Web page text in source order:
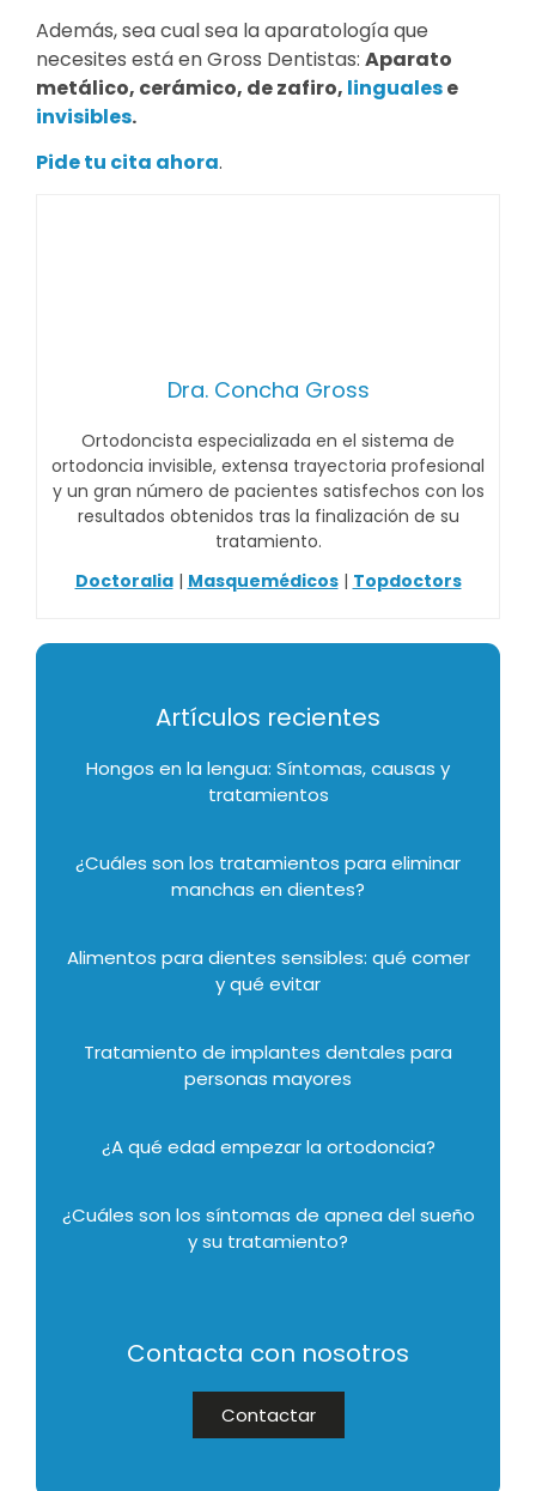
Además, sea cual sea la aparatología que
necesites está en Gross Dentistas: Aparato
metálico, cerámico, de zafiro, lingualese
invisibles.
Pide tu cita ahora.
Dra. Concha Gross
Ortodoncista especializada en el sistema de
ortodoncia invisible, extensa trayectoria profesional
y un gran número de pacientes satisfechos con los
resultados obtenidos tras la finalización de su
tratamiento.
Doctoralia| Masquemédicos| Topdoctors
Artículos recientes
Hongos en la lengua: Síntomas, causas y
tratamientos
¿Cuáles son los tratamientos para eliminar
manchas en dientes?
Alimentos para dientes sensibles: qué comer
y qué evitar
Tratamiento de implantes dentales para
personas mayores
¿A qué edad empezar la ortodoncia?
¿Cuáles son los síntomas de apnea del sueño
y su tratamiento?
Contacta con nosotros
Contactar